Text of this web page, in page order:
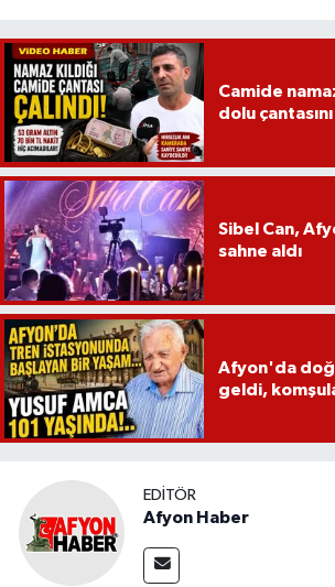
Camide
dolu
Sibel Can,
sahne aldı
Afyon'da
geldi,
EDITÖR
Afyon Haber